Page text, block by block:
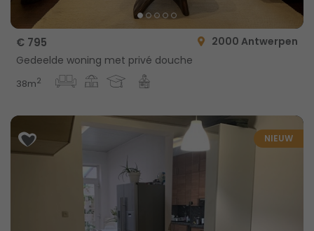
€ 795
2000 Antwerpen
Gedeelde woning met privé douche
38m2
NIEUW